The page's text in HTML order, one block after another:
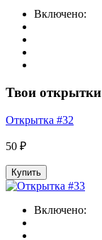
Включено:
Твои открытки
Открытка #32
50 ₽
Купить
Включено: